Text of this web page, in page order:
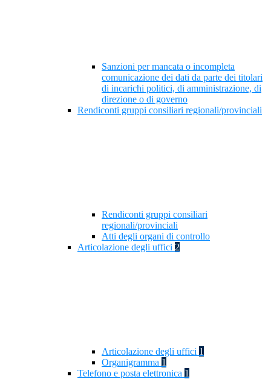
Sanzioni per mancata o incompleta
comunicazione dei dati da parte dei titolari
di incarichi politici, di amministrazione, di
direzione o di governo
Rendiconti gruppi consiliari regionali/provinciali
Rendiconti gruppi consiliari
regionali/provinciali
Atti degli organi di controllo
Articolazione degli uffici 2
Articolazione degli uffici 1
Organigramma 1
Telefono e posta elettronica 1